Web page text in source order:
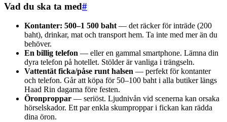
Vad du ska ta med#
Kontanter: 500–1 500 baht — det räcker för inträde (200
baht), drinkar, mat och transport hem. Ta inte med mer än du
behöver.
En billig telefon — eller en gammal smartphone. Lämna din
dyra telefon på hotellet. Stölder är vanliga i trängseln.
Vattentät ficka/påse runt halsen — perfekt för kontanter
och telefon. Går att köpa för 50–100 baht i alla butiker längs
Haad Rin dagarna före festen.
Öronproppar — seriöst. Ljudnivån vid scenerna kan orsaka
hörselskador. Ett par enkla skumproppar i fickan kan rädda
dina öron.